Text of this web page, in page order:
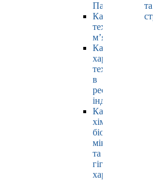
Павлюк
Кафедра
технології
м’яса
Кафедра
харчових
технологій
в
ресторанній
індустрії
Кафедра
хімії,
біохімії,
мікробіології
та
гігієни
харчування
та